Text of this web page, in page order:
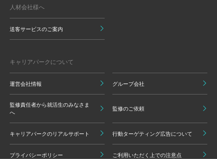
人材会社様へ
送客サービスのご案内
キャリアパークについて
運営会社情報 グループ会社
監修責任者から就活生のみなさま
へ
監修のご依頼
キャリアパークのリアルサポート 行動ターゲティング広告について
プライバシーポリシー ご利用いただく上での注意点